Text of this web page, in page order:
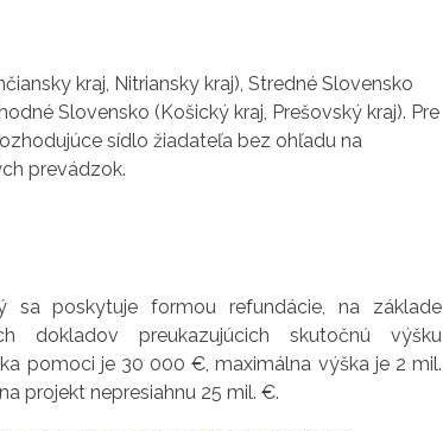
kraj, Nitriansky kraj), Stredné Slovensko
Slovensko (Košický kraj, Prešovský kraj). Pre
sídlo žiadateľa bez ohľadu na
prevádzok.
sa poskytuje formou refundácie, na základe
dokladov preukazujúcich skutočnú výšku
pomoci je 30 000 €, maximálna výška je 2 mil.
projekt nepresiahnu 25 mil. €.